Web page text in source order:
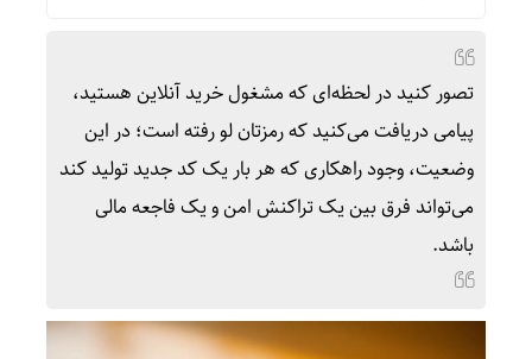
تصور کنید در لحظه‌ای که مشغول خرید آنلاین هستید،
پیامی دریافت می‌کنید که رمزتان لو رفته است؛ در این
وضعیت، وجود راهکاری که هر بار یک کد جدید تولید کند
می‌تواند فرق بین یک تراکنش امن و یک فاجعه مالی
باشد.